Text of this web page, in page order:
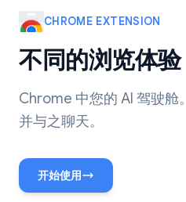
CHROME EXTENSION
不同的浏览体验
Chrome 中您的 AI 驾驶舱
并与之聊天。
开始使用